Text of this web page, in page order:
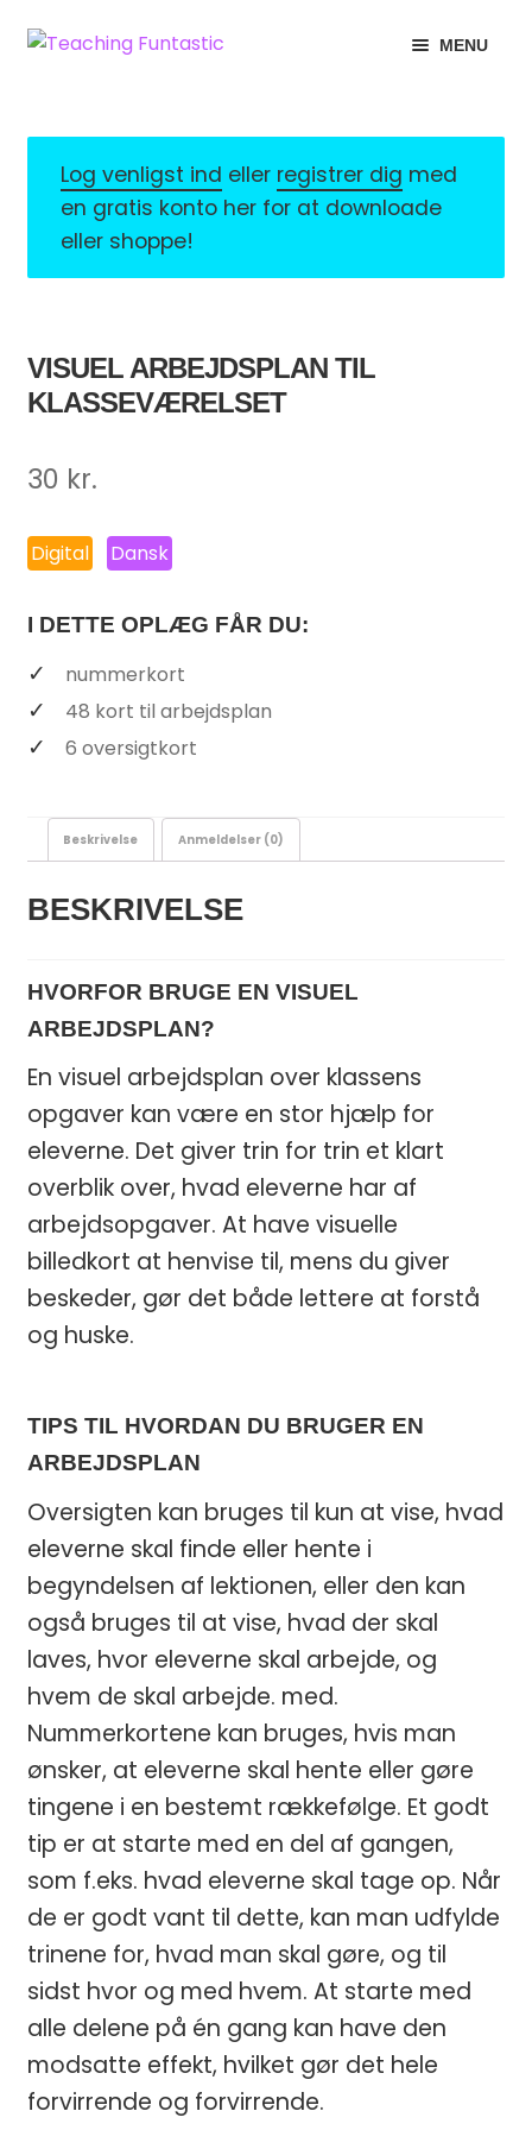
Spring
Spring
MENU
CHILD
MENU
GRATISMATERIALE
BUTIK
CHILD
FONTE
Log venligst ind eller registrer dig med
en gratis konto her for at downloade
eller shoppe!
VISUEL ARBEJDSPLAN TIL
KLASSEVÆRELSET
30 kr.
Digital Dansk
I DETTE OPLÆG FÅR DU:
nummerkort
48 kort til arbejdsplan
6 oversigtkort
Beskrivelse Anmeldelser (0)
BESKRIVELSE
HVORFOR BRUGE EN VISUEL
ARBEJDSPLAN?
En visuel arbejdsplan over klassens
opgaver kan være en stor hjælp for
eleverne. Det giver trin for trin et klart
overblik over, hvad eleverne har af
arbejdsopgaver. At have visuelle
billedkort at henvise til, mens du giver
beskeder, gør det både lettere at forstå
og huske.
TIPS TIL HVORDAN DU BRUGER EN
ARBEJDSPLAN
Oversigten kan bruges til kun at vise, hvad
eleverne skal finde eller hente i
begyndelsen af ​​lektionen, eller den kan
også bruges til at vise, hvad der skal
laves, hvor eleverne skal arbejde, og
hvem de skal arbejde. med.
Nummerkortene kan bruges, hvis man
ønsker, at eleverne skal hente eller gøre
tingene i en bestemt rækkefølge. Et godt
tip er at starte med en del af gangen,
som f.eks. hvad eleverne skal tage op. Når
de er godt vant til dette, kan man udfylde
trinene for, hvad man skal gøre, og til
sidst hvor og med hvem. At starte med
alle delene på én gang kan have den
modsatte effekt, hvilket gør det hele
forvirrende og forvirrende.